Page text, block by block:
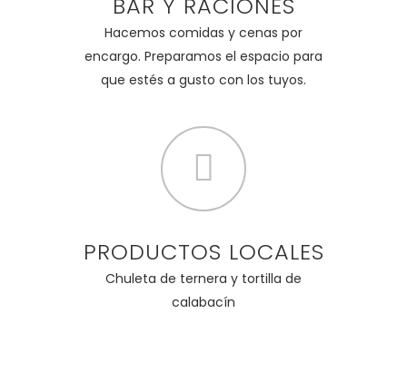
Hacemos comidas y cenas por
encargo. Preparamos el espacio para
que estés a gusto con los tuyos.
PRODUCTOS LOCALES
Chuleta de ternera y tortilla de
calabacín